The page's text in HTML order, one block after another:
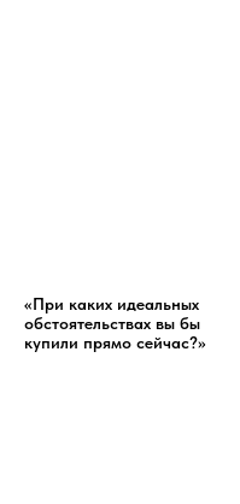
«При каких идеальных
обстоятельствах вы бы
купили прямо сейчас?»